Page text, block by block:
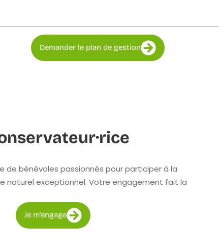
Demander le plan de gestion
de bénévoles passionnés pour participer à la
naturel exceptionnel. Votre engagement fait la
Je m'engage